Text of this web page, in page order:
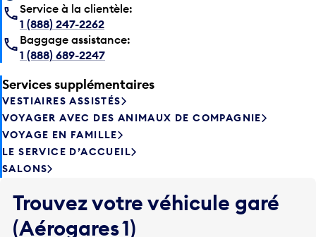
Service à la clientèle:
1 (888) 247-2262
Baggage assistance:
1 (888) 689-2247
Services supplémentaires
VESTIAIRES ASSISTÉS
VOYAGER AVEC DES ANIMAUX DE COMPAGNIE
VOYAGE EN FAMILLE
LE SERVICE D’ACCUEIL
SALONS
Trouvez votre véhicule garé
(Aérogares 1)